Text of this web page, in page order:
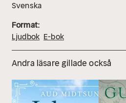
Svenska
Format:
Ljudbok E-bok
Andra läsare gillade också